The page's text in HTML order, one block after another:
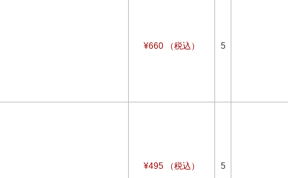
¥660 （税込） 5
¥495 （税込） 5